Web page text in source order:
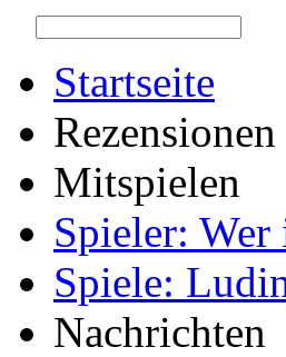
Startseite
Rezensionen
Mitspielen
Spieler: Wer
Spiele:
Nachrichten